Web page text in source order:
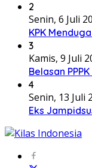
2
Senin, 6 Juli
KPK
3
Kamis, 9 Juli
Belasan
4
Senin, 13 Juli
Eks